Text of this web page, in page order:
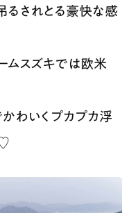
るされとる豪快な感
ムスズキでは欧米
わいくプカプカ浮